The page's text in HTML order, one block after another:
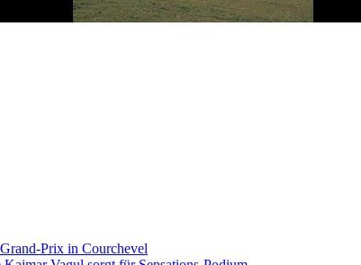
Prix in Courchevel